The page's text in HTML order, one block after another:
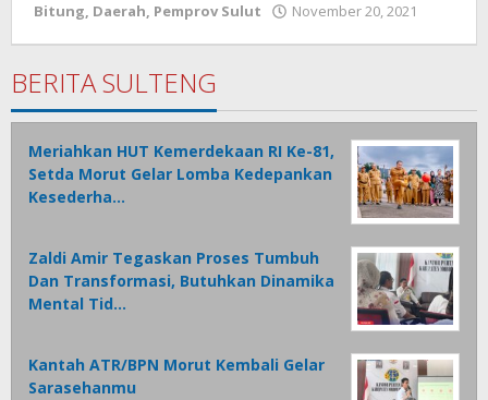
Bitung, Daerah, Pemprov Sulut November 20, 2021
BERITA SULTENG
Meriahkan HUT Kemerdekaan RI Ke-81,
Setda Morut Gelar Lomba Kedepankan
Kesederha…
Zaldi Amir Tegaskan Proses Tumbuh
Dan Transformasi, Butuhkan Dinamika
Mental Tid…
Kantah ATR/BPN Morut Kembali Gelar
Sarasehanmu